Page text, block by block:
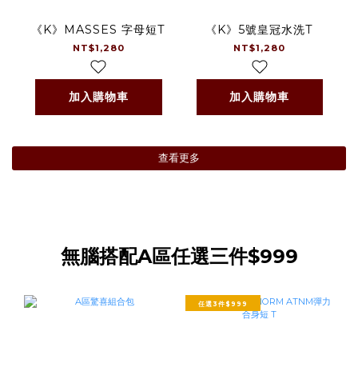
《K》MASSES 字母短T
NT$1,280
加入購物車
《K》5號皇冠水洗T
NT$1,280
加入購物車
查看更多
無腦搭配A區任選三件$999
任選3件$999